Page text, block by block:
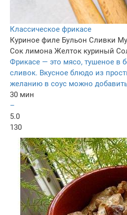
Классическое фрикасе
Куриное филе Бульон Сливки
Сок лимона Желток куриный
Фрикасе — это мясо, тушеное в
сливок. Вкусное блюдо из
желанию в соус можно
30 мин
–
5.0
130